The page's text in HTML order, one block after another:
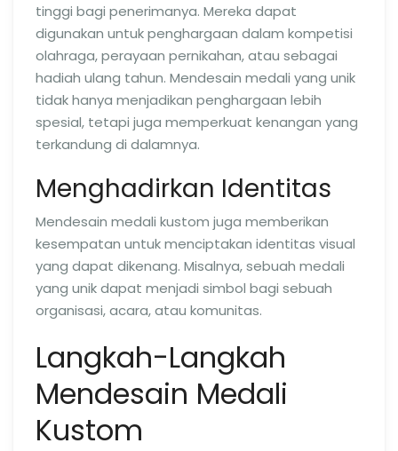
tinggi bagi penerimanya. Mereka dapat
digunakan untuk penghargaan dalam kompetisi
olahraga, perayaan pernikahan, atau sebagai
hadiah ulang tahun. Mendesain medali yang unik
tidak hanya menjadikan penghargaan lebih
spesial, tetapi juga memperkuat kenangan yang
terkandung di dalamnya.
Menghadirkan Identitas
Mendesain medali kustom juga memberikan
kesempatan untuk menciptakan identitas visual
yang dapat dikenang. Misalnya, sebuah medali
yang unik dapat menjadi simbol bagi sebuah
organisasi, acara, atau komunitas.
Langkah-Langkah
Mendesain Medali
Kustom